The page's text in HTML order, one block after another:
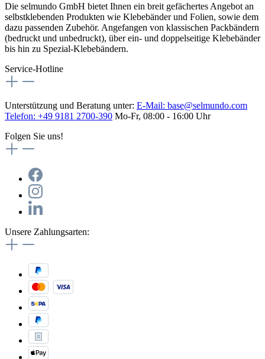
Die selmundo GmbH bietet Ihnen ein breit gefächertes Angebot an
selbstklebenden Produkten wie Klebebänder und Folien, sowie dem
dazu passenden Zubehör. Angefangen von klassischen Packbändern
(bedruckt und unbedruckt), über ein- und doppelseitige Klebebänder
bis hin zu Spezial-Klebebändern.
Service-Hotline
Unterstützung und Beratung unter: E-Mail: base@selmundo.com
Telefon: +49 9181 2700-390 Mo-Fr, 08:00 - 16:00 Uhr
Folgen Sie uns!
Unsere Zahlungsarten: